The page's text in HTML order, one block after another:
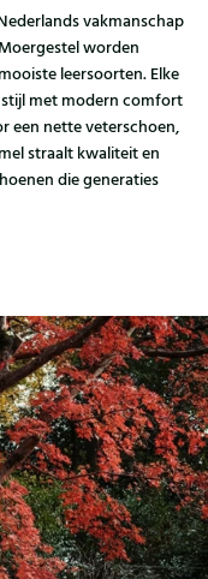
vakmanschap
worden
leersoorten. Elke
met modern comfort
een nette veterschoen,
straalt kwaliteit en
die generaties